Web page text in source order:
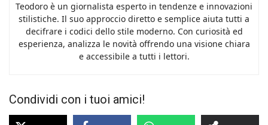
Teodoro è un giornalista esperto in tendenze e innovazioni
stilistiche. Il suo approccio diretto e semplice aiuta tutti a
decifrare i codici dello stile moderno. Con curiosità ed
esperienza, analizza le novità offrendo una visione chiara
e accessibile a tutti i lettori.
Condividi con i tuoi amici!